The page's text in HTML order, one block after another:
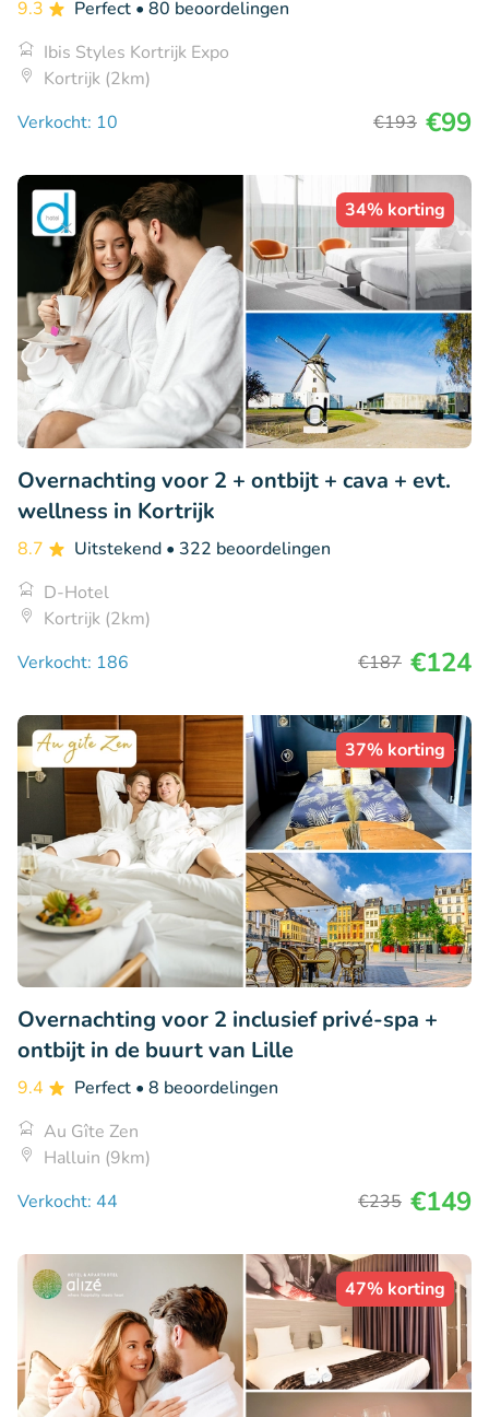
9.3 Perfect • 80 beoordelingen
Ibis Styles Kortrijk Expo
Kortrijk (2km)
Verkocht: 10
€193 €99
34% korting
Overnachting voor 2 + ontbijt + cava + evt.
wellness in Kortrijk
8.7 Uitstekend • 322 beoordelingen
D-Hotel
Kortrijk (2km)
Verkocht: 186
€187 €124
37% korting
Overnachting voor 2 inclusief privé-spa +
ontbijt in de buurt van Lille
9.4 Perfect • 8 beoordelingen
Au Gîte Zen
Halluin (9km)
Verkocht: 44
€235 €149
47% korting